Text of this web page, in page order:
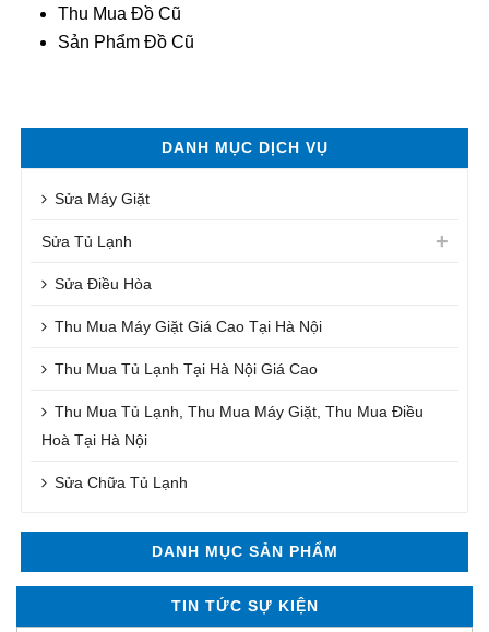
Thu Mua Đồ Cũ
Sản Phẩm Đồ Cũ
DANH MỤC DỊCH VỤ
Sửa Máy Giặt
Sửa Tủ Lạnh
Sửa Điều Hòa
Thu Mua Máy Giặt Giá Cao Tại Hà Nội
Thu Mua Tủ Lạnh Tại Hà Nội Giá Cao
Thu Mua Tủ Lạnh, Thu Mua Máy Giặt, Thu Mua Điều
Hoà Tại Hà Nội
Sửa Chữa Tủ Lạnh
DANH MỤC SẢN PHẨM
TIN TỨC SỰ KIỆN